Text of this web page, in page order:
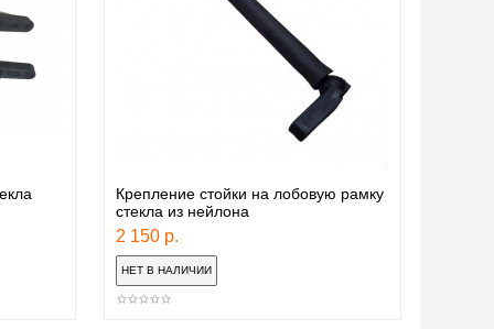
Крепление стойки на лобовую рамку
стекла из нейлона
2 150 р.